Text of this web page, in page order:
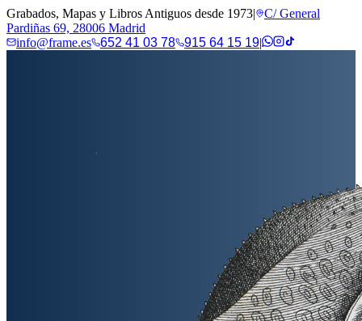
Grabados, Mapas y Libros Antiguos desde 1973|
C/ General
Pardiñas 69, 28006 Madrid
info@frame.es
652 41 03 78 915 64 15 19|